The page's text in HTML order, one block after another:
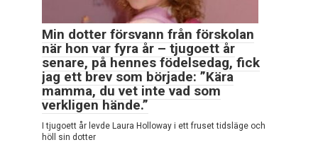
Min dotter försvann från förskolan
när hon var fyra år – tjugoett år
senare, på hennes födelsedag, fick
jag ett brev som började: ”Kära
mamma, du vet inte vad som
verkligen hände.”
I tjugoett år levde Laura Holloway i ett fruset tidsläge och
höll sin dotter